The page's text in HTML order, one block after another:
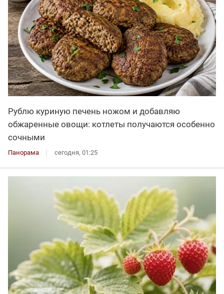
Рублю куриную печень ножом и добавляю
обжаренные овощи: котлеты получаются особенно
сочными
Панорама сегодня, 01:25